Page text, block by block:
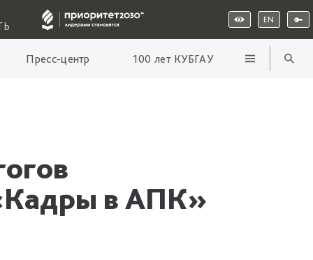
EN
Пресс-центр 100 лет КУБГАУ
в АПК»